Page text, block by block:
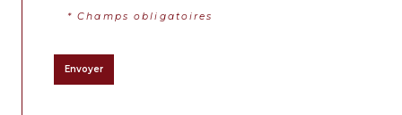
* Champs obligatoires
Envoyer